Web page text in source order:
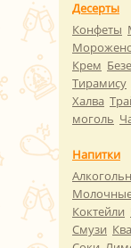
Десерты
Конфеты
Крем Безе
Тирамису
Халва
моголь
Напитки
Коктейли
Смузи